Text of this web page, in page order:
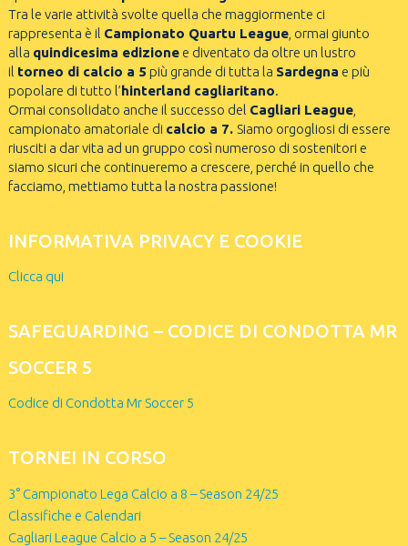
Tra le varie attività svolte quella che maggiormente ci
rappresenta è il Campionato Quartu League, ormai giunto
alla quindicesima edizionee diventato da oltre un lustro
il torneo di calcio a 5 più grande di tutta la Sardegna e più
popolare di tutto l’hinterland cagliaritano.
Ormai consolidato anche il successo del Cagliari League,
campionato amatoriale di calcio a 7. Siamo orgogliosi di essere
riusciti a dar vita ad un gruppo così numeroso di sostenitori e
siamo sicuri che continueremo a crescere, perché in quello che
facciamo, mettiamo tutta la nostra passione!
INFORMATIVA PRIVACY E COOKIE
Clicca qui
SAFEGUARDING – CODICE DI CONDOTTA MR
SOCCER 5
Codice di Condotta Mr Soccer 5
TORNEI IN CORSO
3° Campionato Lega Calcio a 8 – Season 24/25
Classifiche e Calendari
Cagliari League Calcio a 5 – Season 24/25